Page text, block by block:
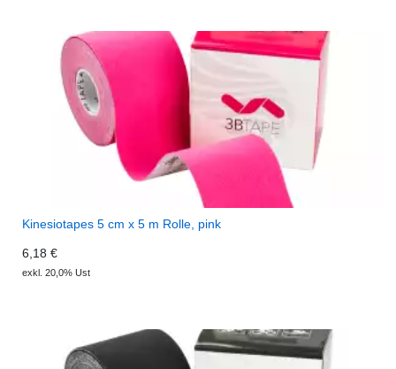
Kinesiotapes 5 cm x 5 m Rolle, pink
6,18 €
exkl. 20,0% Ust